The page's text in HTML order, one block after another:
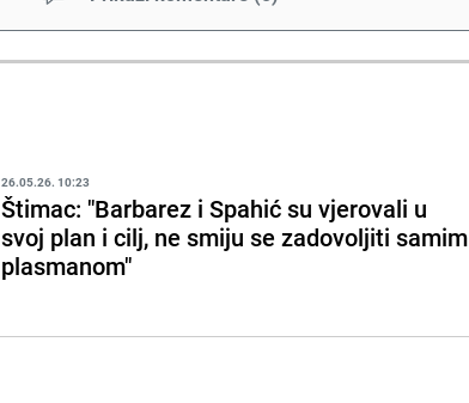
26.05.26. 10:23
Štimac: "Barbarez i Spahić su vjerovali u
svoj plan i cilj, ne smiju se zadovoljiti samim
plasmanom"